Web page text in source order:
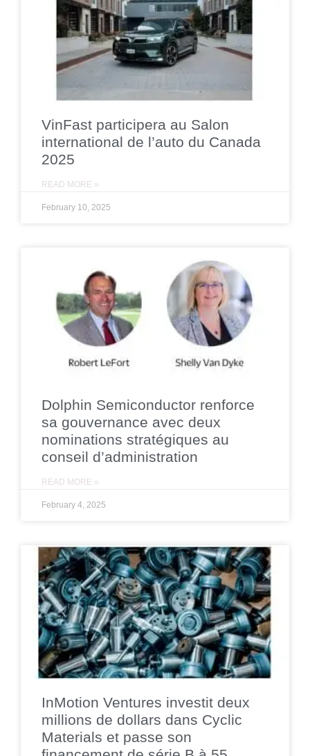
VinFast participera au Salon
international de l’auto du Canada
2025
READ MORE »
February 10, 2025
Dolphin Semiconductor renforce
sa gouvernance avec deux
nominations stratégiques au
conseil d’administration
READ MORE »
February 4, 2025
InMotion Ventures investit deux
millions de dollars dans Cyclic
Materials et passe son